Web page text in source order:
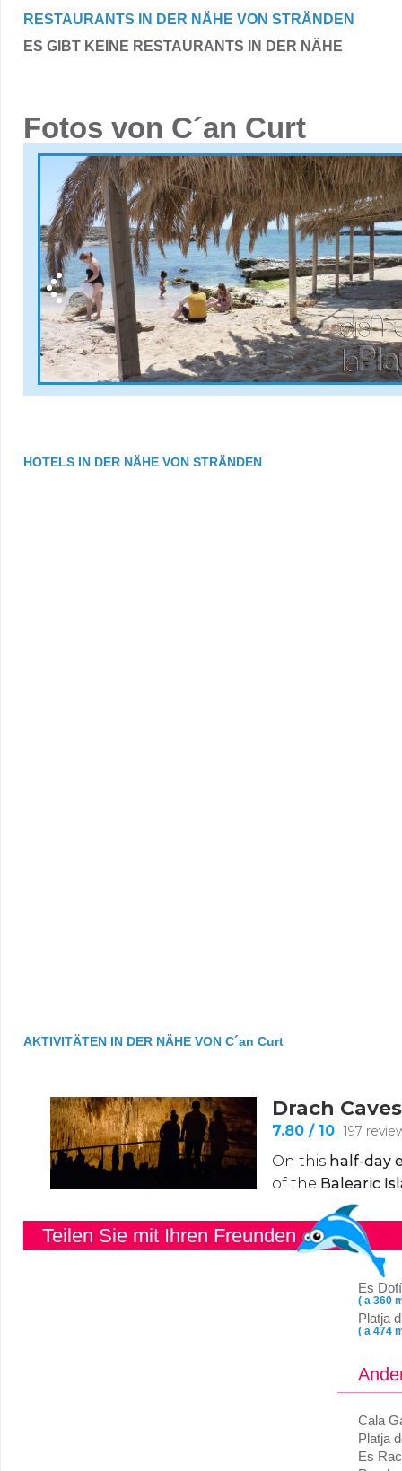
RESTAURANTS IN DER NÄHE VON STRÄNDEN
ES GIBT KEINE RESTAURANTS IN DER NÄHE
Fotos von C´an Curt
HOTELS IN DER NÄHE VON STRÄNDEN
AKTIVITÄTEN IN DER NÄHE VON C´an Curt
Teilen Sie mit Ihren Freunden
Es Dofí
( a 360
Platja
( a 474
Cala
Platja
Es